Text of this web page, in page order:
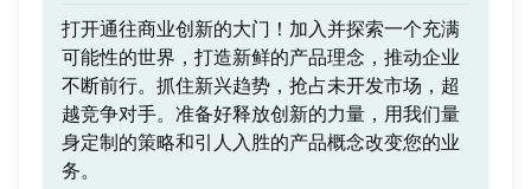
打开通往商业创新的大门！加入并探索一个充满
可能性的世界，打造新鲜的产品理念，推动企业
不断前行。抓住新兴趋势，抢占未开发市场，超
越竞争对手。准备好释放创新的力量，用我们量
身定制的策略和引人入胜的产品概念改变您的业
务。